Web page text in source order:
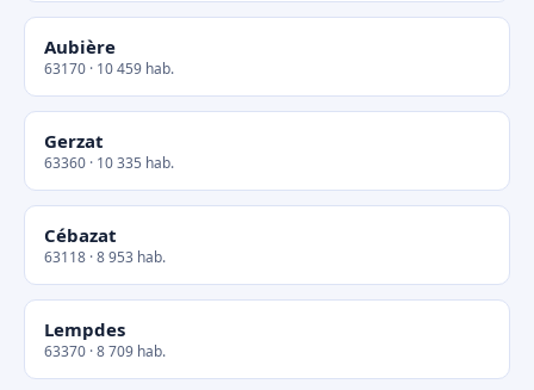
Aubière
63170 · 10 459 hab.
Gerzat
63360 · 10 335 hab.
Cébazat
63118 · 8 953 hab.
Lempdes
63370 · 8 709 hab.